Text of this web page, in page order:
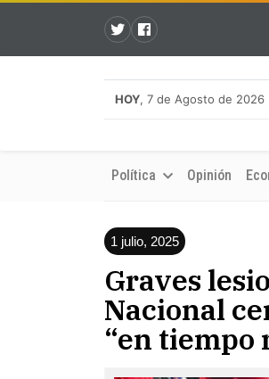
HOY, 7 de Agosto de 2026
Política Opinión
1 julio, 2025
Graves
Nacional
“en tiempo